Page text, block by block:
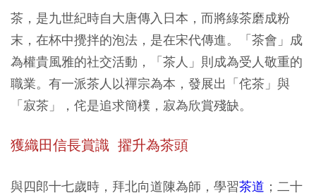
茶，是九世紀時自大唐傳入日本，而將綠茶磨成粉
末，在杯中攪拌的泡法，是在宋代傳進。「茶會」成
為權貴風雅的社交活動，「茶人」則成為受人敬重的
職業。有一派茶人以禪宗為本，發展出「侘茶」與
「寂茶」，侘是追求簡樸，寂為欣賞殘缺。
獲織田信長賞識 擢升為茶頭
與四郎十七歲時，拜北向道陳為師，學習茶道 ；二十